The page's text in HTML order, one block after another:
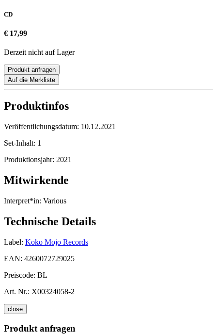
CD
€ 17,99
Derzeit nicht auf Lager
Produkt anfragen
Auf die Merkliste
Produktinfos
Veröffentlichungsdatum: 10.12.2021
Set-Inhalt: 1
Produktionsjahr: 2021
Mitwirkende
Interpret*in: Various
Technische Details
Label: Koko Mojo Records
EAN: 4260072729025
Preiscode: BL
Art. Nr.: X00324058-2
close
Produkt anfragen